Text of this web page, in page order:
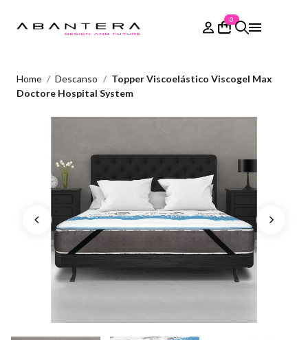
0
Home Descanso
Topper Viscoelástico Viscogel Max
Doctore Hospital System